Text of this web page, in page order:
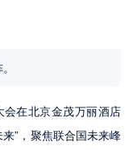
在北京金茂万丽酒店
”，聚焦联合国未来峰